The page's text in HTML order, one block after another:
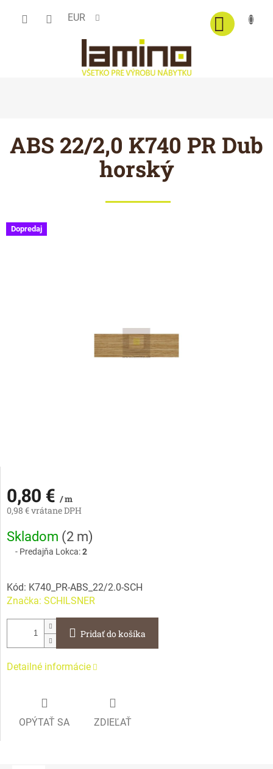
EUR
ABS 22/2,0 K740 PR Dub
horský
Dopredaj
0,80 € / m
0,98 € vrátane DPH
Jednotková
cena:
Skladom (2 m)
Predajňa Lokca:2
Kód: K740_PR-ABS_22/2.0-SCH
Značka: SCHILSNER
Pridať do košíka
Detailné informácie
OPÝTAŤ SA ZDIEĽAŤ